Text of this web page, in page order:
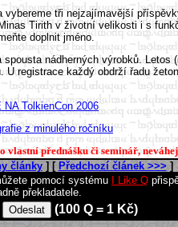
tři nejzajímavější
Tirith v životní velikosti i s
doplnit jméno.
nádherných výrobků.
registrace každý obdrží řadu
NA TolkienCon 2006
z minulého ročníku
vlastní přednášku či seminář,
články] [ Předchozí článek >>> ]
pomocí systému I Like Q
překladatele.
(100 Q = 1 Kč)